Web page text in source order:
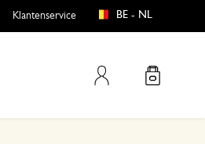
Mijn account
Klantenservice BE - NL